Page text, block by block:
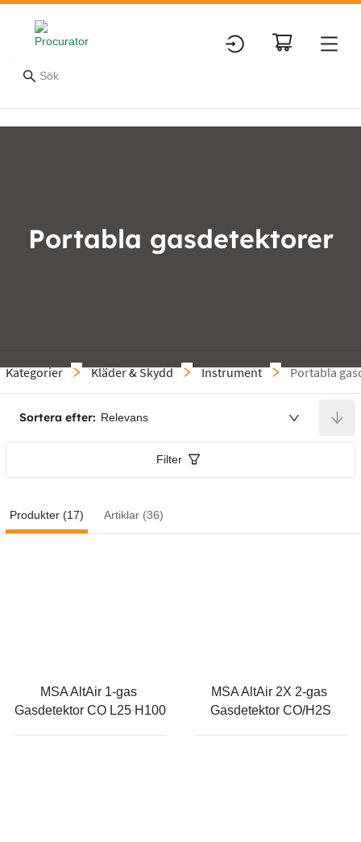
Portabla gasdetektorer
Kategorier Kläder & Skydd Instrument Portabla
Sortera efter: Relevans
Filter
Produkter (17) Artiklar (36)
MSA AltAir 1-gas
Gasdetektor CO L25 H100
MSA AltAir 2X 2-gas
Gasdetektor CO/H2S